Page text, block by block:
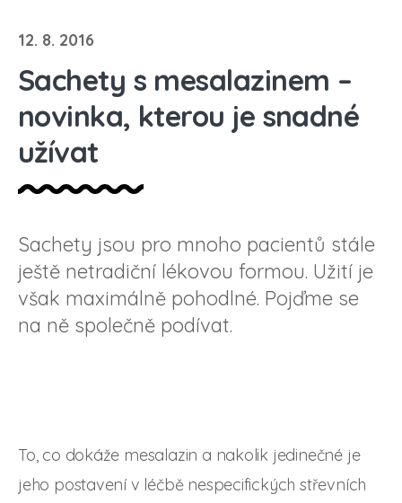
12. 8. 2016
Sachety s mesalazinem –
novinka, kterou je snadné
užívat
Sachety jsou pro mnoho pacientů stále
ještě netradiční lékovou formou. Užití je
však maximálně pohodlné. Pojďme se
na ně společně podívat.
To, co dokáže mesalazin a nakolik jedinečné je
jeho postavení v léčbě nespecifických střevních